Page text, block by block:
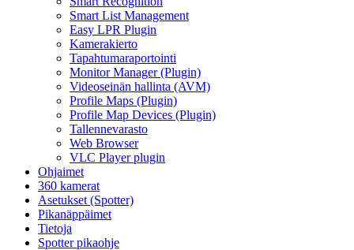
Smart List Management
Easy LPR Plugin
Kamerakierto
Tapahtumaraportointi
Monitor Manager (Plugin)
Videoseinän hallinta (AVM)
Profile Maps (Plugin)
Profile Map Devices (Plugin)
Tallennevarasto
Web Browser
VLC Player plugin
Ohjaimet
360 kamerat
Asetukset (Spotter)
Pikanäppäimet
Tietoja
Spotter pikaohje